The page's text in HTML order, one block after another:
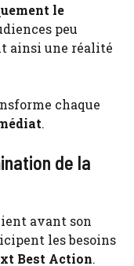
le
peu
ainsi une réalité
chaque
.
de la
avant son
les besoins
Best Action.